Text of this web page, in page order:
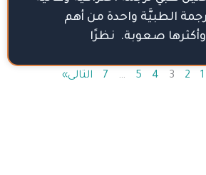
الطبيَّة واحدة من أهم
صعوبة. نظرًا
1
2
3
4
5
…
7 التالى»